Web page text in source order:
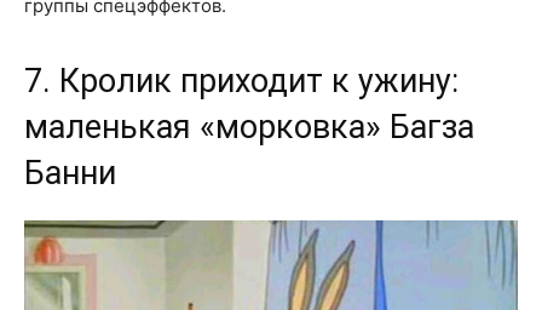
группы спецэффектов.
7. Кролик приходит к ужину:
маленькая «морковка» Багза
Банни